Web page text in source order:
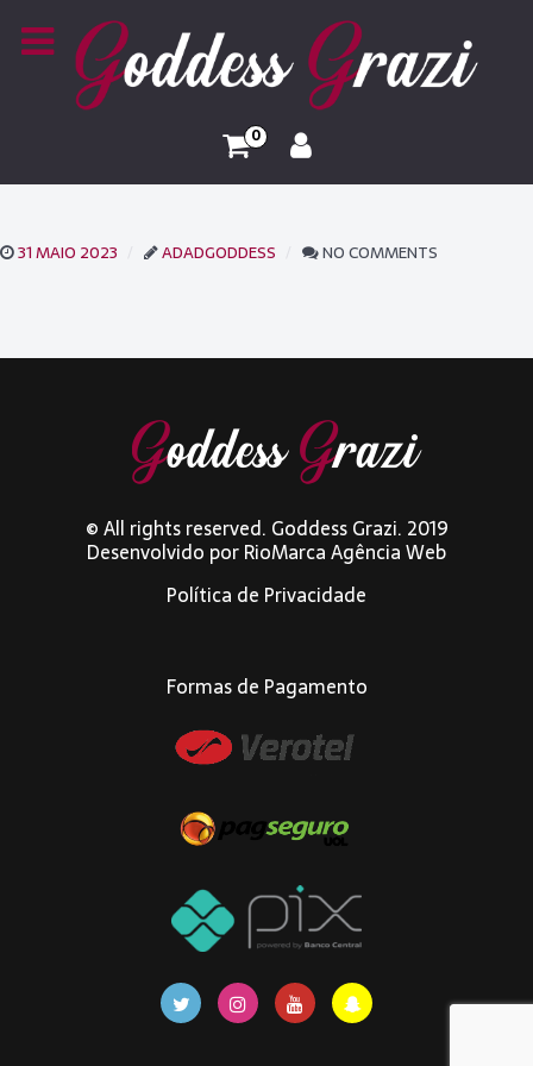
0
31 MAIO 2023 ADADGODDESS NO COMMENTS
© All rights reserved. Goddess Grazi. 2019
Desenvolvido porRioMarca Agência Web
Política de Privacidade
Formas de Pagamento